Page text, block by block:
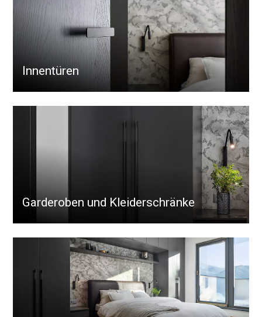
Innentüren
Garderoben und Kleiderschränke